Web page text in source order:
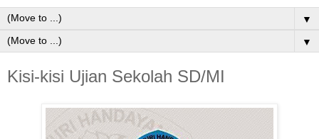
▼
▼
Kisi-kisi Ujian Sekolah SD/MI